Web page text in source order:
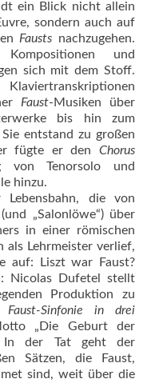
ein Blick nicht allein
sondern auch auf
Fausts nachzugehen.
und
sich mit dem Stoff.
Faust-Musiken über
bis hin zum
Sie entstand zu großen
fügte er den Chorus
von Tenorsolo und
hinzu.
Lebensbahn, die von
„Salonlöwe“) über
in einer römischen
als Lehrmeister verlief,
auf: Liszt war Faust?
Nicolas Dufetel stellt
Produktion zu
Faust-Sinfonie in drei
„Die Geburt der
In der Tat geht der
Sätzen, die Faust,
sind, weit über die